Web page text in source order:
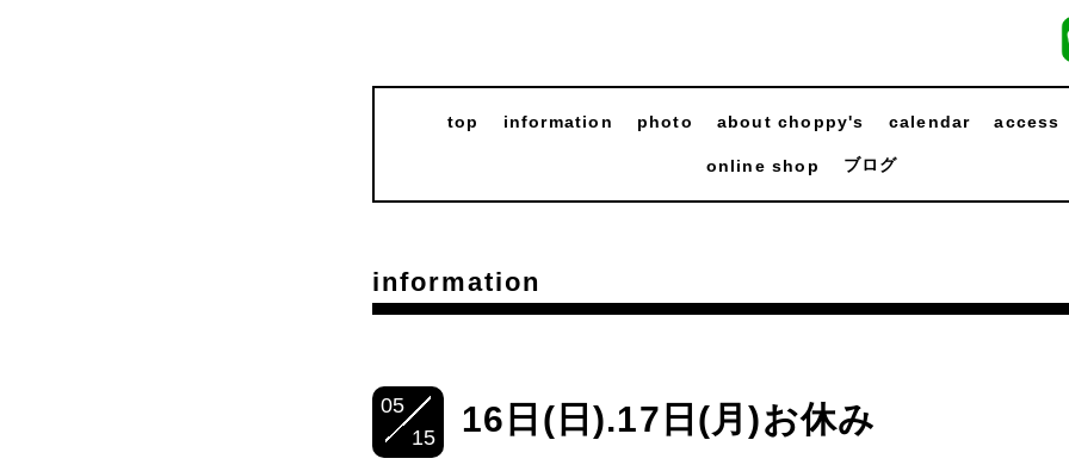
top information photo about choppy's calendar access
online shop ブログ
information
05
15
16日(日).17日(月)お休み